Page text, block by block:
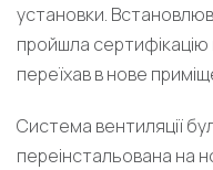
установки.
пройшла сертифікацію
переїхав в нове
Система вентиляції
переінстальована на